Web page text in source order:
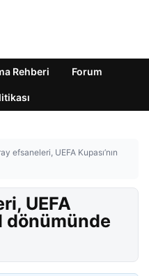
Rehberi Forum
efsaneleri, UEFA Kupası’nın
UEFA
dönümünde